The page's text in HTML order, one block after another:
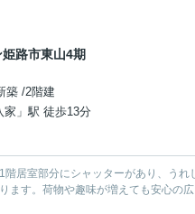
路市東山4期
築 /2階建
家」駅 徒歩13分
階居室部分にシャッターがあり、うれ
ます。荷物や趣味が増えても安心の